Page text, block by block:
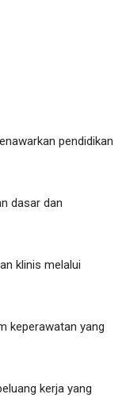
pendidikan
dasar dan
klinis melalui
keperawatan yang
kerja yang